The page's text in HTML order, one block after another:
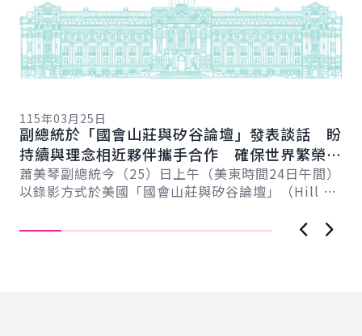
115年03月25日
副總統於「國會山莊與矽谷論壇」發表談話 盼
持續與理念相近夥伴攜手合作 確保世界繁榮與
自由
蕭美琴副總統今（25）日上午（美東時間24日午間）
以錄影方式於美國「國會山莊與矽谷論壇」（Hill &